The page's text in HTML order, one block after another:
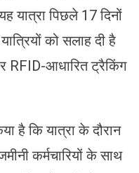
यात्रा पिछले 17 दिनों
को सलाह दी है
RFID-आधारित ट्रैकिंग
है कि यात्रा के दौरान
कर्मचारियों के साथ